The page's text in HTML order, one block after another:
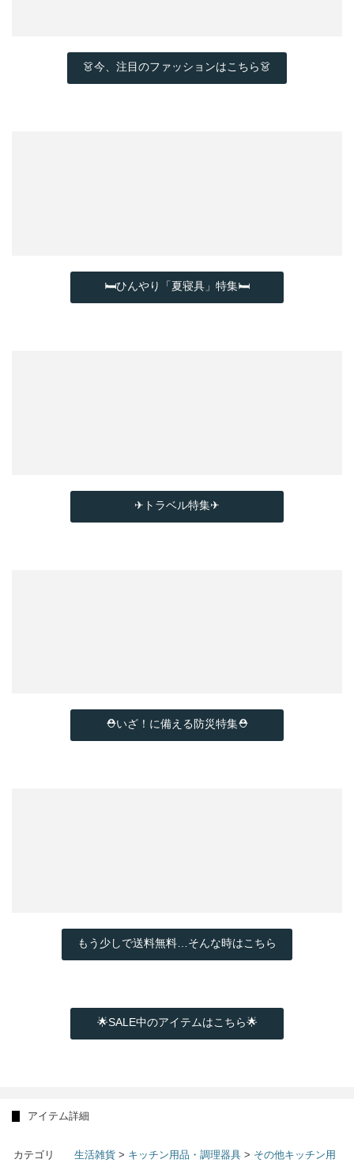
👗今、注目のファッションはこちら👗
🛏ひんやり「夏寝具」特集🛏
✈トラベル特集✈
⛑いざ！に備える防災特集⛑
もう少しで送料無料…そんな時はこちら
🌟SALE中のアイテムはこちら🌟
アイテム詳細
カテゴリ 生活雑貨 > キッチン用品・調理器具 > その他キッチン用